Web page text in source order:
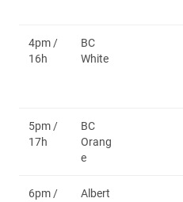
4pm /
16h
BC
White
5pm /
17h
BC
Orang
e
6pm /
Albert